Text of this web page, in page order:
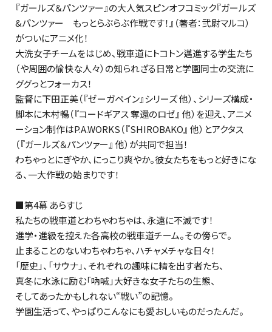
『ガールズ＆パンツァー』の大人気スピンオフコミック『ガールズ
&パンツァー もっとらぶらぶ作戦です！』（著者：弐尉マルコ）
がついにアニメ化！
大洗女子チームをはじめ、戦車道にトコトン邁進する学生たち
（や周囲の愉快な人々）の知られざる日常と学園同士の交流に
ググっとフォーカス！
監督に下田正美（『ゼーガペイン』シリーズ 他）、シリーズ構成・
脚本に木村暢（『コードギアス 奪還のロゼ』 他）を迎え、アニメ
ーション制作はP.A.WORKS（『SHIROBAKO』 他）とアクタス
（『ガールズ＆パンツァー』 他）が共同で担当！
わちゃっとにぎやか、にっこり爽やか。彼女たちをもっと好きにな
る、一大作戦の始まりです！
■第4幕 あらすじ
私たちの戦車道とわちゃわちゃは、永遠に不滅です！
進学・進級を控えた各高校の戦車道チーム。その傍らで――。
止まることのないわちゃわちゃ、ハチャメチャな日々！
「歴史」、「サウナ」、それぞれの趣味に精を出す者たち、
真冬に水泳に励む「吶喊」大好きな女子たちの生態、
そしてあったかもしれない“戦い”の記憶――。
学園生活って、やっぱりこんなにも愛おしいものだったんだ。